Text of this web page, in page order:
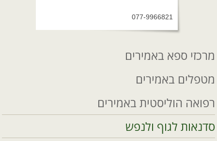
077-9966821
מרכזי ספא באמירים
מטפלים באמירים
רפואה הוליסטית באמירים
סדנאות לגוף ולנפש